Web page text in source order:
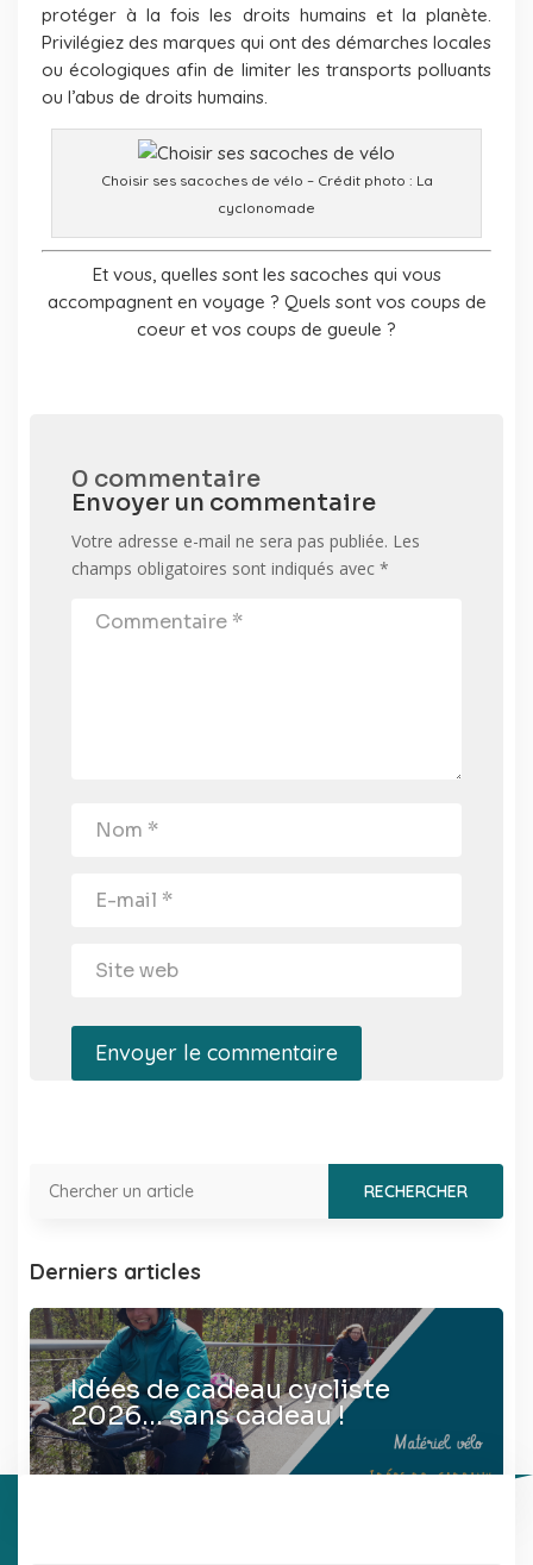
protéger à la fois les droits humains et la planète.
Privilégiez des marques qui ont des démarches locales
ou écologiques afin de limiter les transports polluants
ou l’abus de droits humains.
Choisir ses sacoches de vélo – Crédit photo : La
cyclonomade
Et vous, quelles sont les sacoches qui vous
accompagnent en voyage ? Quels sont vos coups de
coeur et vos coups de gueule ?
0 commentaire
Envoyer un commentaire
Votre adresse e-mail ne sera pas publiée. Les
champs obligatoires sont indiqués avec *
Envoyer le commentaire
Derniers articles
Idées de cadeau cycliste
2026… sans cadeau !